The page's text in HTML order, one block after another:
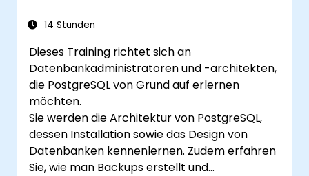
Administrationsaufgaben und bereiten sich
Leistungsoptimierung und Replikation vor.
14 Stunden
Dieses Training richtet sich an
Datenbankadministratoren und -architekten,
die PostgreSQL von Grund auf erlernen
möchten.
Sie werden die Architektur von PostgreSQL,
dessen Installation sowie das Design von
Datenbanken kennenlernen. Zudem erfahren
Sie, wie man Backups erstellt und